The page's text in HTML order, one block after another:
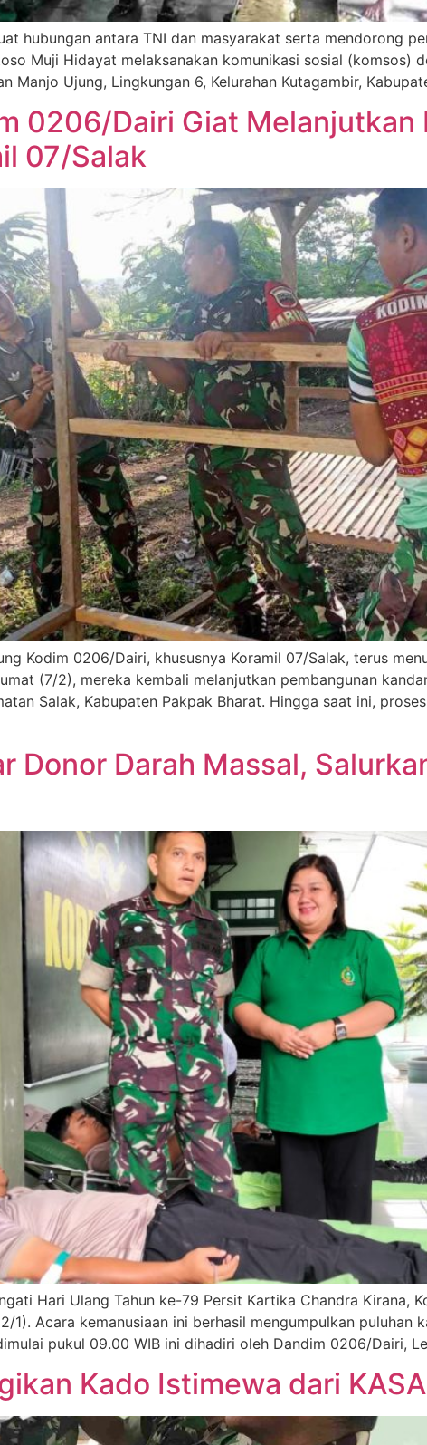
hubungan antara TNI dan masyarakat serta mendorong
Muji Hidayat melaksanakan komunikasi sosial (komsos)
Manjo Ujung, Lingkungan 6, Kelurahan Kutagambir,
0206/Dairi Giat Melanjutkan
07/Salak
Kodim 0206/Dairi, khususnya Koramil 07/Salak, terus
(7/2), mereka kembali melanjutkan pembangunan
Salak, Kabupaten Pakpak Bharat. Hingga saat ini,
Donor Darah Massal,
Hari Ulang Tahun ke-79 Persit Kartika Chandra Kirana,
1). Acara kemanusiaan ini berhasil mengumpulkan puluhan
pukul 09.00 WIB ini dihadiri oleh Dandim 0206/Dairi,
Kado Istimewa dari